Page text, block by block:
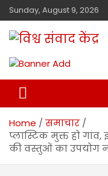
Sunday, August 9, 2026
विश्व संवाद केंद्र
Home
समाचार
प्लास्टिक मुक्त हो
की वस्तुओं का उपयोग